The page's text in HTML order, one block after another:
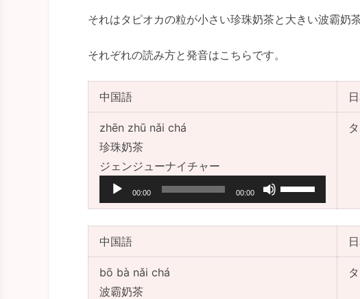
それはタピオカの粒が小さい珍珠奶茶と大きい波霸奶茶
それぞれの読み方と発音はこちらです。
中国語
zhēn zhū nǎi chá
珍珠奶茶
ジェンジューナイチャー音
声
プ
レ
ヤ
00:00 00:00
ボ
リ
ム
中国語
bō bà nǎi chá
波霸奶茶